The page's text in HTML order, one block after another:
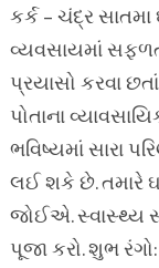
કર્ક – ચંદ્ર
વ્યવસાયમાં
પ્રયાસો કરવા
પોતાના
ભવિષ્યમાં સારા
લઈ શકે છે. તમારે
જોઈએ. સ્વાસ્થ્ય
પૂજા કરો. શુભ